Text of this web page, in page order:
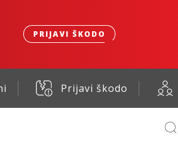
PRIJAVI ŠKODO
Prijavi škodo